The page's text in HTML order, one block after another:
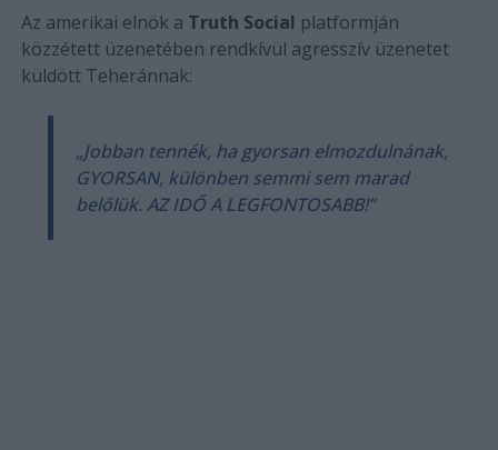
Az amerikai elnök a Truth Social platformján
közzétett üzenetében rendkívül agresszív üzenetet
küldött Teheránnak:
„Jobban tennék, ha gyorsan elmozdulnának,
GYORSAN, különben semmi sem marad
belőlük. AZ IDŐ A LEGFONTOSABB!”